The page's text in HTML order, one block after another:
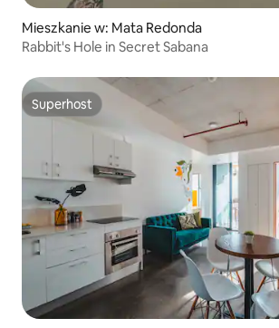
Mieszkanie w: Mata Redonda
Rabbit's Hole in Secret Sabana
Superhost
Superhost